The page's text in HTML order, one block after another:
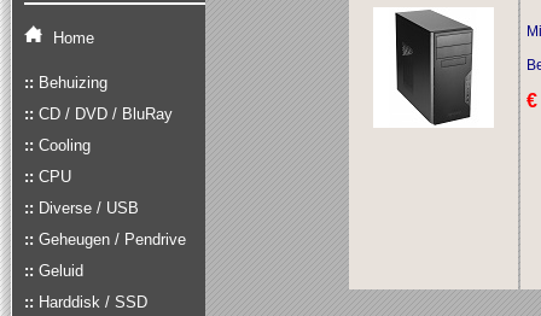
Home
:: Behuizing
:: CD / DVD / BluRay
:: Cooling
:: CPU
:: Diverse / USB
:: Geheugen / Pendrive
:: Geluid
:: Harddisk / SSD
€